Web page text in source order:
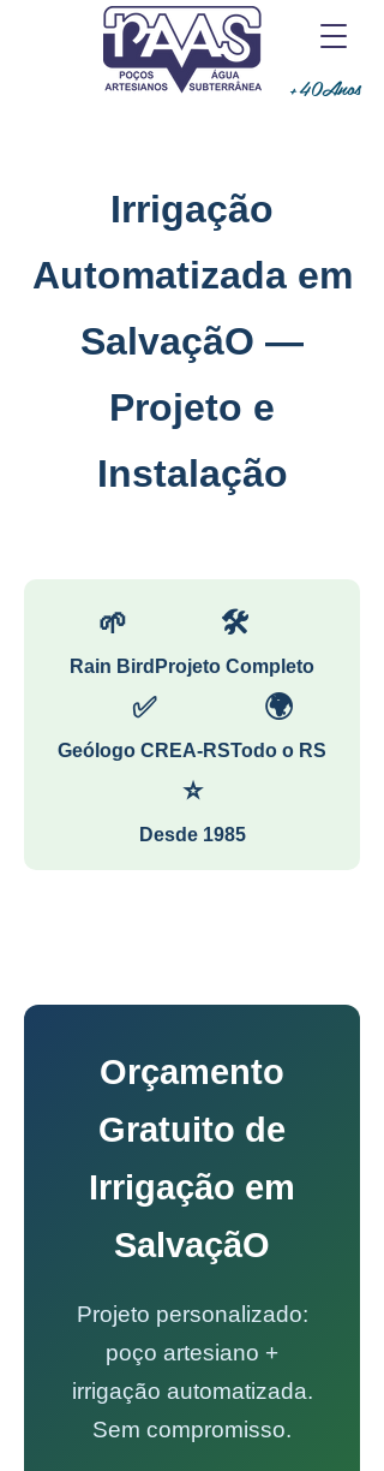
+40Anos
Irrigação
Automatizada em
SalvaçãO —
Projeto e
Instalação
🌱
Rain Bird
🛠
Projeto Completo
✅
Geólogo CREA-RS
🌍
Todo o RS
⭐
Desde 1985
Orçamento
Gratuito de
Irrigação em
SalvaçãO
Projeto personalizado:
poço artesiano +
irrigação automatizada.
Sem compromisso.